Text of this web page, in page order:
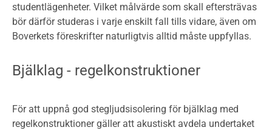
studentlägenheter. Vilket målvärde som skall eftersträvas
bör därför studeras i varje enskilt fall tills vidare, även om
Boverkets föreskrifter naturligtvis alltid måste uppfyllas.
Bjälklag - regelkonstruktioner
För att uppnå god stegljudsisolering för bjälklag med
regelkonstruktioner gäller att akustiskt avdela undertaket